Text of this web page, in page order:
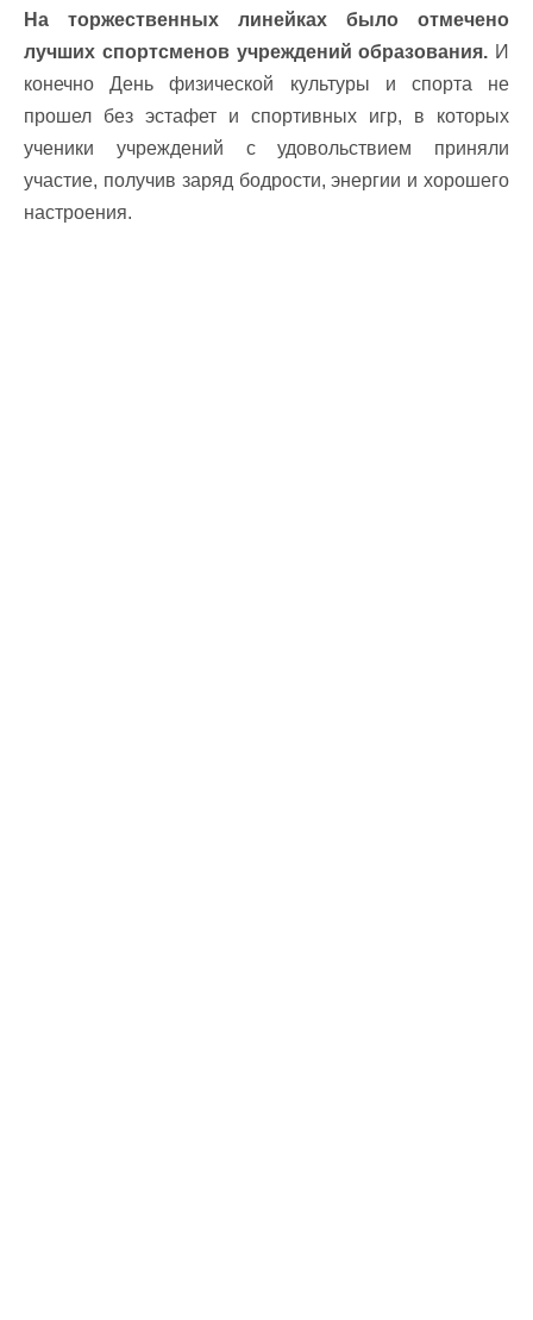
На торжественных линейках было отмечено
лучших спортсменов учреждений образования. И
конечно День физической культуры и спорта не
прошел без эстафет и спортивных игр, в которых
ученики учреждений с удовольствием приняли
участие, получив заряд бодрости, энергии и хорошего
настроения.